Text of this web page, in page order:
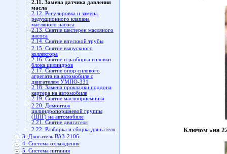
2.11. Замена датчика давления
масла
2.12. Регулировка и замена
редукционного клапана
масляного насоса
2.13. Снятие шестерен масляного
насоса
2.14. Снятие впускной трубы
2.15. Снятие выпускного
коллектора
2.16. Снятие и разборка головки
блока цилиндров
2.17. Снятие опор силового
агрегата на автомобиле с
двигателем УМПО-331
2.18. Замена прокладки поддона
картера на автомобиле
2.19. Снятие маслоприемника
2.20. Демонтаж
цилиндропоршневой группы
(ЦПГ) на автомобиле
2.21. Снятие двигателя
2.22. Разборка и сборка двигателя
3. Двигатель ВАЗ-2106
4. Система охлаждения
5. Система питания
Ключом «на